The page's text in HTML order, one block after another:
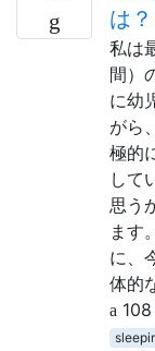
は？
私は
間）
に幼
がら
極的
して
思う
ます
に、
体的
108